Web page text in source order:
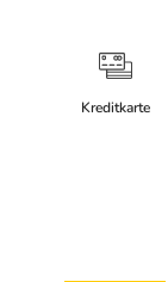
Kreditkarte